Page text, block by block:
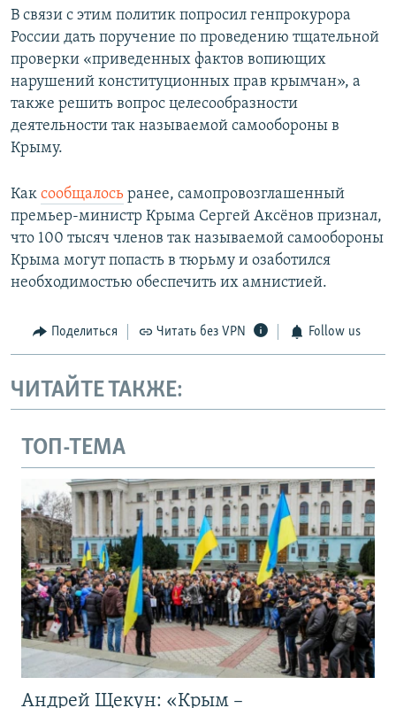
В связи с этим политик попросил генпрокурора
России дать поручение по проведению тщательной
проверки «приведенных фактов вопиющих
нарушений конституционных прав крымчан», а
также решить вопрос целесообразности
деятельности так называемой самообороны в
Крыму.
Как сообщалось ранее, самопровозглашенный
премьер-министр Крыма Сергей Аксёнов признал,
что 100 тысяч членов так называемой самообороны
Крыма могут попасть в тюрьму и озаботился
необходимостью обеспечить их амнистией.
Поделиться Читать без VPN Follow us
ЧИТАЙТЕ ТАКЖЕ:
ТОП-ТЕМА
Андрей Щекун: «Крым –